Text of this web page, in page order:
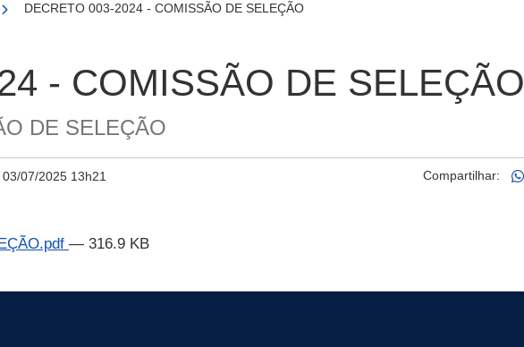
DECRETO 003-2024 - COMISSÃO DE SELEÇÃO
- COMISSÃO DE SELEÇÃO
DE SELEÇÃO
03/07/2025 13h21 Compartilhar:
— 316.9 KB